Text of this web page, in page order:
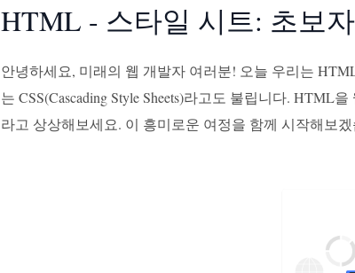
HTML - 스타일 시트: 초보
안녕하세요, 미래의 웹 개발자 여러분! 오늘 우리는
는 CSS(Cascading Style Sheets)라고도 불립니다.
라고 상상해보세요. 이 흥미로운 여정을 함께 시작해보